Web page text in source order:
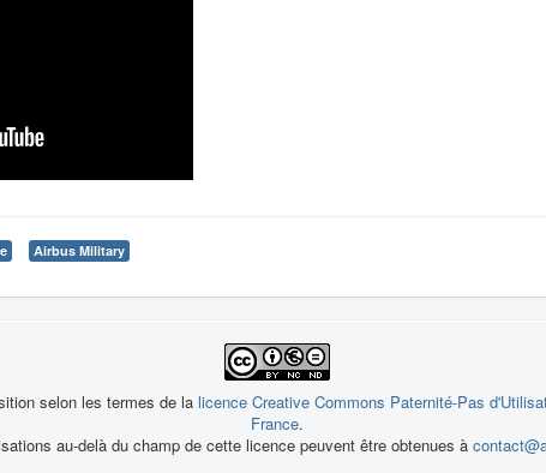
Airbus Military
selon les termes de la licence Creative Commons Paternité-Pas
France.
au-delà du champ de cette licence peuvent être obtenues à